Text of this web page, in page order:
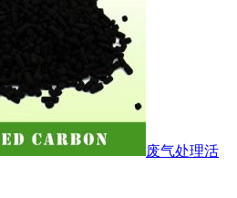
废气处理活